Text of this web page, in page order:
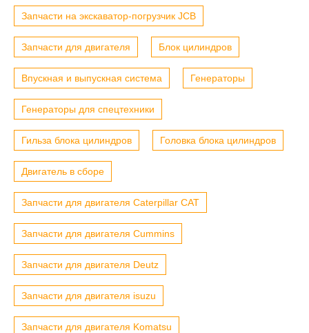
Запчасти на экскаватор-погрузчик JCB
Запчасти для двигателя Блок цилиндров
Впускная и выпускная система Генераторы
Генераторы для спецтехники
Гильза блока цилиндров Головка блока цилиндров
Двигатель в сборе
Запчасти для двигателя Caterpillar CAT
Запчасти для двигателя Cummins
Запчасти для двигателя Deutz
Запчасти для двигателя isuzu
Запчасти для двигателя Komatsu